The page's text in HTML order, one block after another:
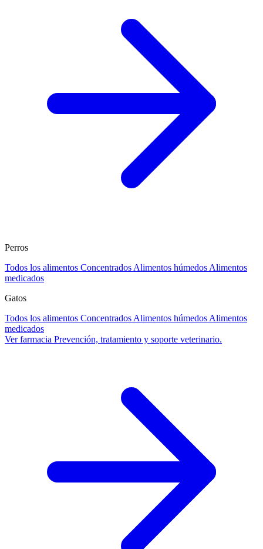
Perros
Todos los alimentos Concentrados Alimentos húmedos Alimentos
medicados
Gatos
Todos los alimentos Concentrados Alimentos húmedos Alimentos
medicados
Ver farmacia Prevención, tratamiento y soporte veterinario.